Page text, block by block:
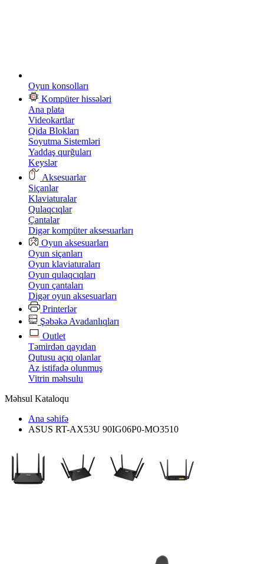
Oyun konsolları
Kompüter hissələri
Ana plata
Videokartlar
Qida Blokları
Soyutma Sistemləri
Yaddaş qurğuları
Keyslər
Aksesuarlar
Siçanlar
Klaviaturalar
Qulaqcıqlar
Çantalar
Digər kompüter aksesuarları
Oyun aksesuarları
Oyun siçanları
Oyun klaviaturaları
Oyun qulaqcıqları
Oyun çantaları
Digər oyun aksesuarları
Printerlər
Şəbəkə Avadanlıqları
Outlet
Təmirdən qayıdan
Qutusu açıq olanlar
Az istifadə olunmuş
Vitrin məhsulu
Məhsul Kataloqu
Ana səhifə
ASUS RT-AX53U 90IG06P0-MO3510